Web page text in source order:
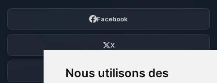
Nous utilisons des
Facebook
X
Discord